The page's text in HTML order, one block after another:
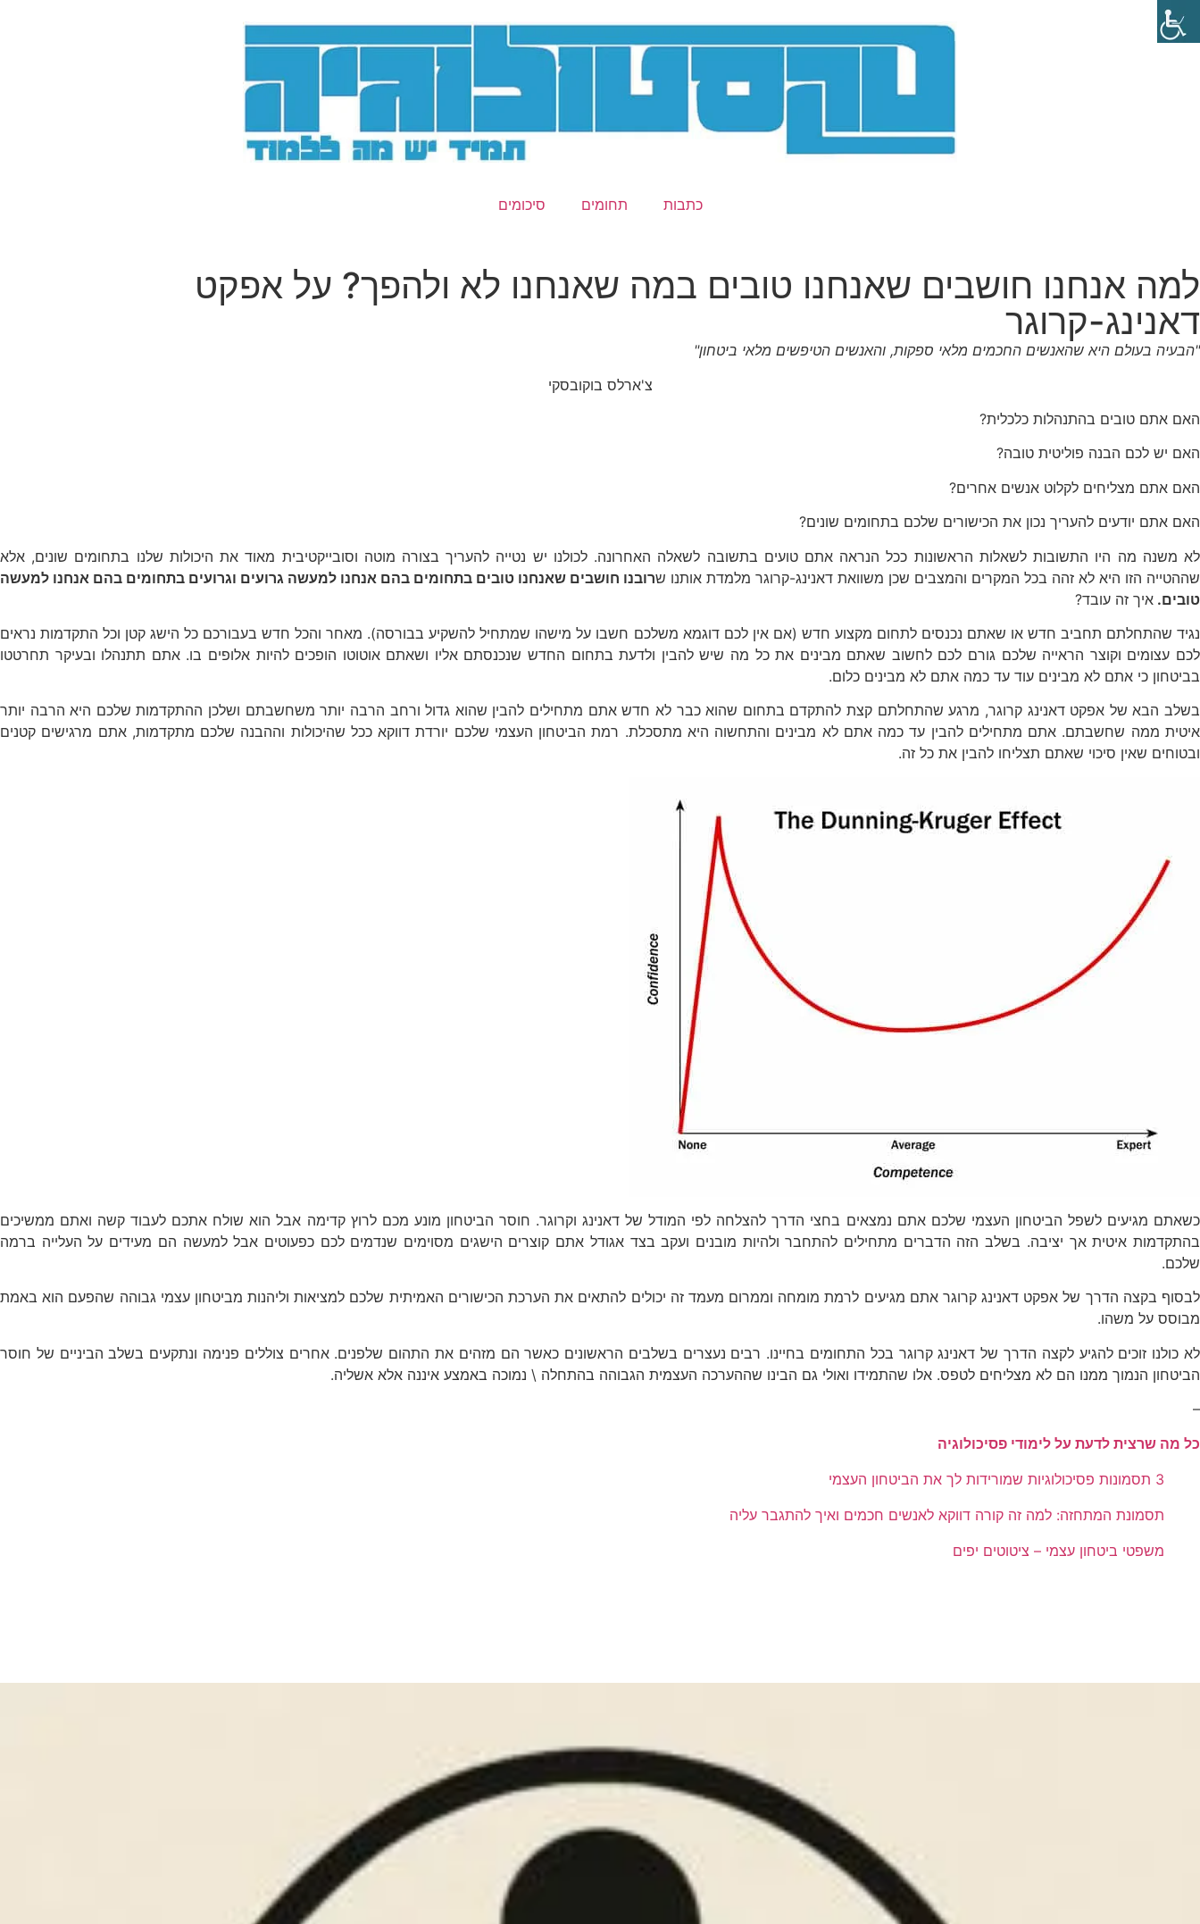
כתבות תחומים סיכומים
למה אנחנו חושבים שאנחנו טובים במה שאנחנו לא ולהפך? על אפקט
דאנינג-קרוגר
"הבעיה בעולם היא שהאנשים החכמים מלאי ספקות, והאנשים הטיפשים מלאי ביטחון"
צ'ארלס בוקובסקי
האם אתם טובים בהתנהלות כלכלית?
האם יש לכם הבנה פוליטית טובה?
האם אתם מצליחים לקלוט אנשים אחרים?
האם אתם יודעים להעריך נכון את הכישורים שלכם בתחומים שונים?
לא משנה מה היו התשובות לשאלות הראשונות ככל הנראה אתם טועים בתשובה לשאלה האחרונה. לכולנו יש נטייה להעריך בצורה מוטה וסובייקטיבית מאוד את היכולות שלנו בתחומים שונים, אלא
שההטייה הזו היא לא זהה בכל המקרים והמצבים שכן משוואת דאנינג-קרוגר מלמדת אותנו שרובנו חושבים שאנחנו טובים בתחומים בהם אנחנו למעשה גרועים וגרועים בתחומים בהם אנחנו למעשה
טובים. איך זה עובד?
נגיד שהתחלתם תחביב חדש או שאתם נכנסים לתחום מקצוע חדש (אם אין לכם דוגמא משלכם חשבו על מישהו שמתחיל להשקיע בבורסה). מאחר והכל חדש בעבורכם כל הישג קטן וכל התקדמות נראים
לכם עצומים וקוצר הראייה שלכם גורם לכם לחשוב שאתם מבינים את כל מה שיש להבין ולדעת בתחום החדש שנכנסתם אליו ושאתם אוטוטו הופכים להיות אלופים בו. אתם תתנהלו ובעיקר תחרטטו
בביטחון כי אתם לא מבינים עוד עד כמה אתם לא מבינים כלום.
בשלב הבא של אפקט דאנינג קרוגר, מרגע שהתחלתם קצת להתקדם בתחום שהוא כבר לא חדש אתם מתחילים להבין שהוא גדול ורחב הרבה יותר משחשבתם ושלכן ההתקדמות שלכם היא הרבה יותר
איטית ממה שחשבתם. אתם מתחילים להבין עד כמה אתם לא מבינים והתחשוה היא מתסכלת. רמת הביטחון העצמי שלכם יורדת דווקא ככל שהיכולות וההבנה שלכם מתקדמות, אתם מרגישים קטנים
ובטוחים שאין סיכוי שאתם תצליחו להבין את כל זה.
כשאתם מגיעים לשפל הביטחון העצמי שלכם אתם נמצאים בחצי הדרך להצלחה לפי המודל של דאנינג וקרוגר. חוסר הביטחון מונע מכם לרוץ קדימה אבל הוא שולח אתכם לעבוד קשה ואתם ממשיכים
בהתקדמות איטית אך יציבה. בשלב הזה הדברים מתחילים להתחבר ולהיות מובנים ועקב בצד אגודל אתם קוצרים הישגים מסוימים שנדמים לכם כפעוטים אבל למעשה הם מעידים על העלייה ברמה
שלכם.
לבסוף בקצה הדרך של אפקט דאנינג קרוגר אתם מגיעים לרמת מומחה וממרום מעמד זה יכולים להתאים את הערכת הכישורים האמיתית שלכם למציאות וליהנות מביטחון עצמי גבוהה שהפעם הוא באמת
מבוסס על משהו.
לא כולנו זוכים להגיע לקצה הדרך של דאנינג קרוגר בכל התחומים בחיינו. רבים נעצרים בשלבים הראשונים כאשר הם מזהים את התהום שלפנים. אחרים צוללים פנימה ונתקעים בשלב הביניים של חוסר
הביטחון הנמוך ממנו הם לא מצליחים לטפס. אלו שהתמידו ואולי גם הבינו שההערכה העצמית הגבוהה בהתחלה \ נמוכה באמצע איננה אלא אשליה.
–
כל מה שרצית לדעת על לימודי פסיכולוגיה
3 תסמונות פסיכולוגיות שמורידות לך את הביטחון העצמי
תסמונת המתחזה: למה זה קורה דווקא לאנשים חכמים ואיך להתגבר עליה
משפטי ביטחון עצמי – ציטוטים יפים